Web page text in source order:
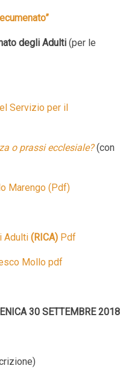
degli Adulti (per le
Servizio per il
o prassi ecclesiale?(con
Marengo (Pdf)
Adulti (RICA) Pdf
Mollo pdf
30 SETTEMBRE 2018